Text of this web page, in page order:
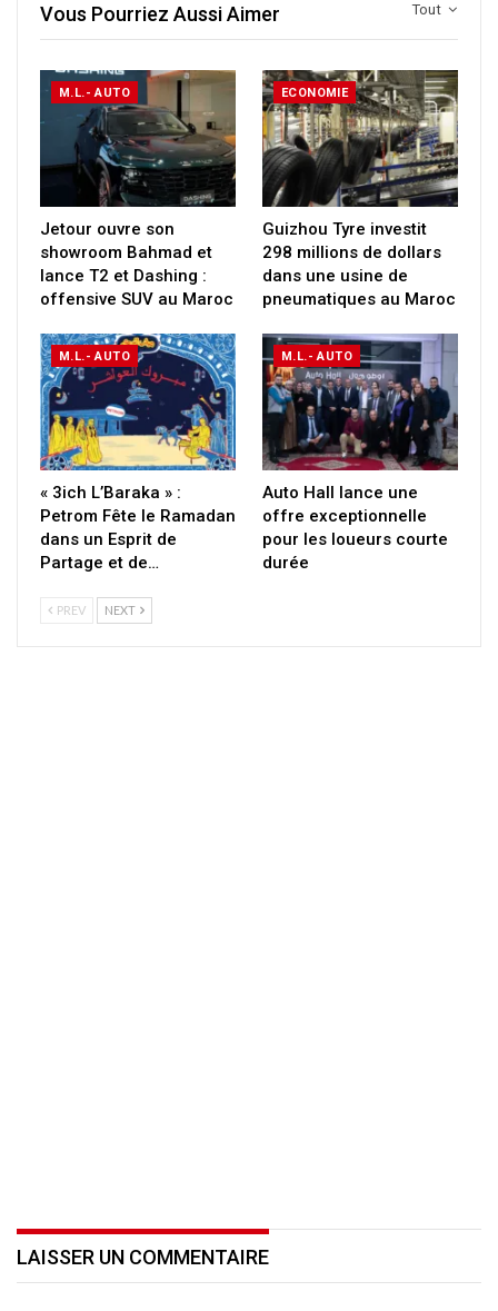
Tout
Vous Pourriez Aussi Aimer
M.L.- AUTO
Jetour ouvre son
showroom Bahmad et
lance T2 et Dashing :
offensive SUV au Maroc
ECONOMIE
Guizhou Tyre investit
298 millions de dollars
dans une usine de
pneumatiques au Maroc
M.L.- AUTO
« 3ich L’Baraka » :
Petrom Fête le Ramadan
dans un Esprit de
Partage et de…
M.L.- AUTO
Auto Hall lance une
offre exceptionnelle
pour les loueurs courte
durée
PREV NEXT
LAISSER UN COMMENTAIRE